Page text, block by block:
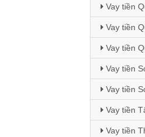
Vay tiền
Vay tiền
Vay tiền
Vay tiền
Vay tiền
Vay tiền
Vay tiền